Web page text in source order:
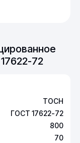
72
ТОСН
ГОСТ 17622-72
800
70